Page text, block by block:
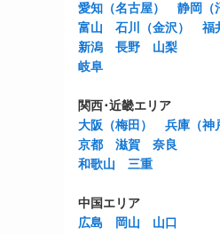
愛知（名古屋）
静岡（
富山
石川（金沢）
福
新潟
長野
山梨
岐阜
関西･近畿エリア
大阪（梅田）
兵庫（神
京都
滋賀
奈良
和歌山
三重
中国エリア
広島
岡山
山口